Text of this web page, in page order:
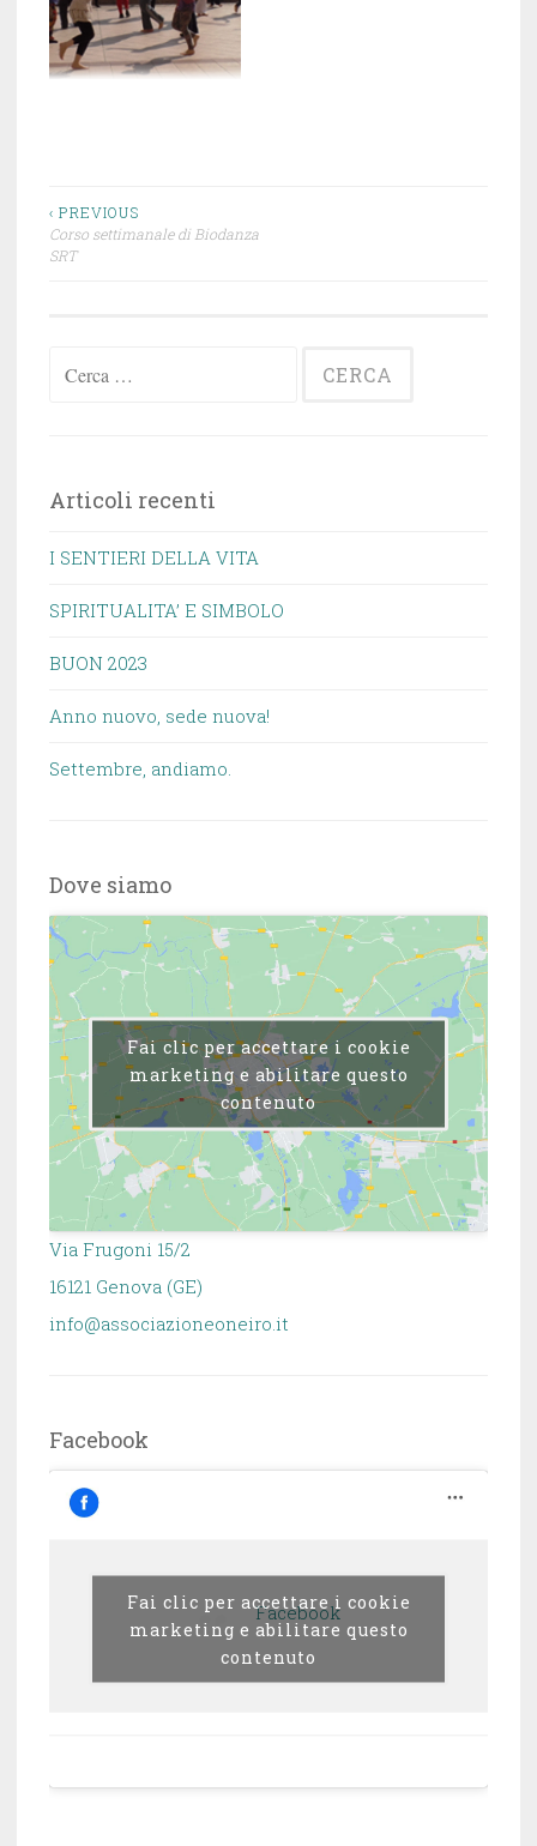
Navigazione
articoli
‹ PREVIOUS
Corso settimanale di Biodanza
SRT
Ricerca
Articoli recenti
I SENTIERI DELLA VITA
SPIRITUALITA’ E SIMBOLO
BUON 2023
Anno nuovo, sede nuova!
Settembre, andiamo.
Dove siamo
Fai clic per accettare i cookie
marketing e abilitare questo
contenuto
Via Frugoni 15/2
16121 Genova (GE)
info@associazioneoneiro.it
Facebook
Facebook
Fai clic per accettare i cookie
marketing e abilitare questo
contenuto